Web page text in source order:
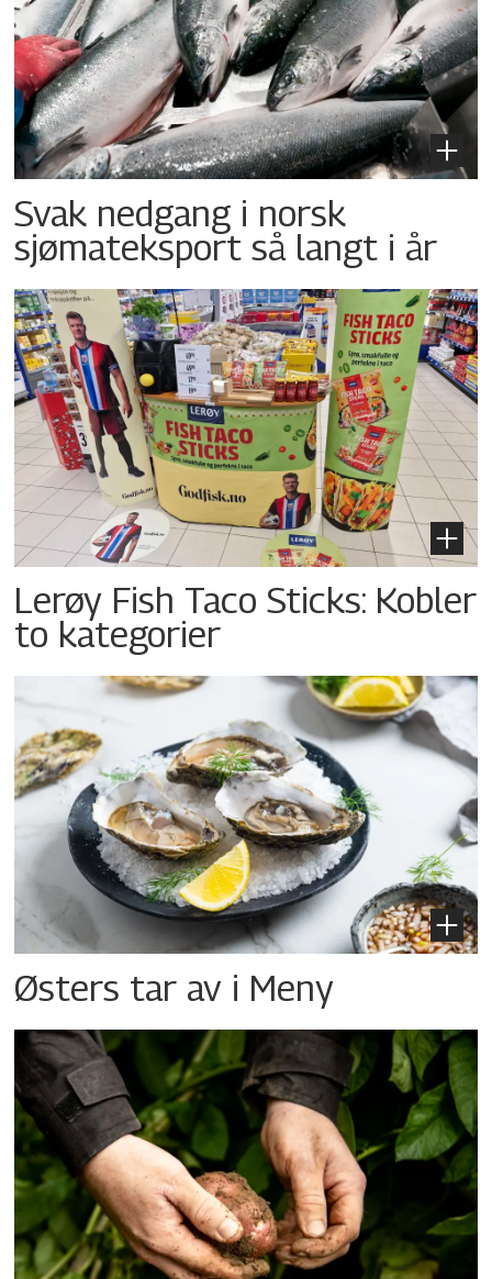
Svak nedgang i norsk
sjømateksport så langt i år
Lerøy Fish Taco Sticks: Kobler
to kategorier
Østers tar av i Meny